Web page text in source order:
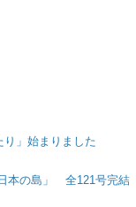
り」始まりました
本の島」 全121号完結